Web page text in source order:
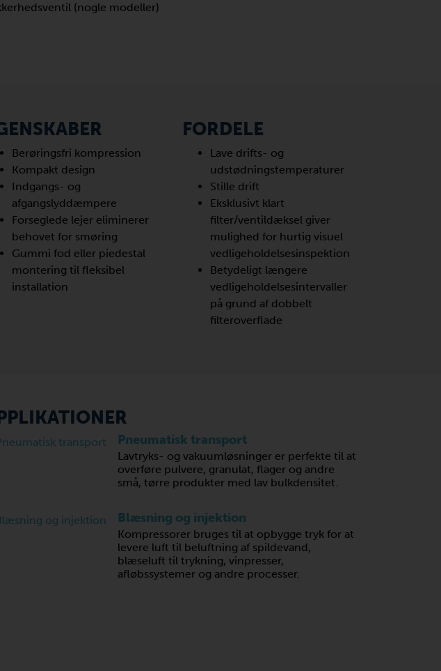
(nogle modeller)
Berøringsfri kompression
Kompakt design
Indgangs- og
afgangslyddæmpere
Forseglede lejer eliminerer
behovet for smøring
Gummi fod eller piedestal
montering til fleksibel
installation
FORDELE
Lave drifts- og
udstødningstemperaturer
Stille drift
Eksklusivt klart
filter/ventildæksel giver
mulighed for hurtig visuel
vedligeholdelsesinspektion
Betydeligt længere
vedligeholdelsesintervaller
på grund af dobbelt
filteroverflade
Pneumatisk transport
Lavtryks- og vakuumløsninger er perfekte til at
overføre pulvere, granulat, flager og andre
små, tørre produkter med lav bulkdensitet.
Blæsning og injektion
Kompressorer bruges til at opbygge tryk for at
levere luft til beluftning af spildevand,
blæseluft til trykning, vinpresser,
afløbssystemer og andre processer.